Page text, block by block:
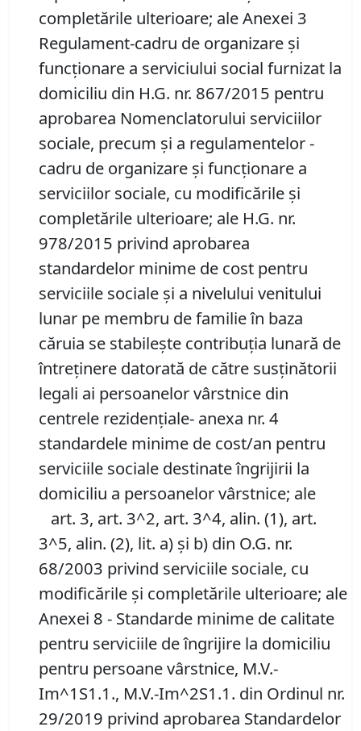
completările ulterioare; ale Anexei 3
Regulament-cadru de organizare şi
funcţionare a serviciului social furnizat la
domiciliu din H.G. nr. 867/2015 pentru
aprobarea Nomenclatorului serviciilor
sociale, precum şi a regulamentelor -
cadru de organizare şi funcţionare a
serviciilor sociale, cu modificările şi
completările ulterioare; ale H.G. nr.
978/2015 privind aprobarea
standardelor minime de cost pentru
serviciile sociale și a nivelului venitului
lunar pe membru de familie în baza
căruia se stabilește contribuția lunară de
întreținere datorată de către susținătorii
legali ai persoanelor vârstnice din
centrele rezidențiale- anexa nr. 4
standardele minime de cost/an pentru
serviciile sociale destinate îngrijirii la
domiciliu a persoanelor vârstnice; ale
art. 3, art. 3^2, art. 3^4, alin. (1), art.
3^5, alin. (2), lit. a) şi b) din O.G. nr.
68/2003 privind serviciile sociale, cu
modificările şi completările ulterioare; ale
Anexei 8 - Standarde minime de calitate
pentru serviciile de îngrijire la domiciliu
pentru persoane vârstnice, M.V.-
Im^1S1.1., M.V.-Im^2S1.1. din Ordinul nr.
29/2019 privind aprobarea Standardelor